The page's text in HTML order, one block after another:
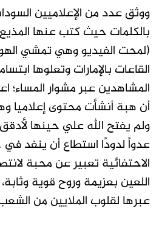
ووثق عدد من الإعلاميين
بالكلمات حيث كتب عنها
(لمحت الفيديو وهي تمشي
القاعات بالإمارات وتعلوها
المشاهدين عبر مشوار المساء؛
أن هبة أنشأت محتوى إعلاميا
ولم يفتح الله علي حينها
عدواً لدودًا استطاع أن ينفد
الاحتفائية تعبير عن محبة
اللعين بعزيمة وروح قوية
عبرها لقلوب الملايين من